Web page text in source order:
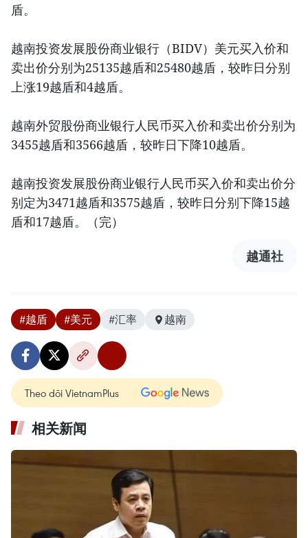
盾。
越南投资发展股份商业银行（BIDV）美元买入价和
卖出价分别为25135越盾和25480越盾，较昨日分别
上涨19越盾和4越盾。
越南外贸股份商业银行人民币买入价和卖出价分别为
3455越盾和3566越盾，较昨日下降10越盾。
越南投资发展股份商业银行人民币买入价和卖出价分
别定为3471越盾和3575越盾，较昨日分别下降15越
盾和17越盾。（完）
越通社
#越盾 #美元 #汇率 越南
Theo dõi VietnamPlus
相关新闻